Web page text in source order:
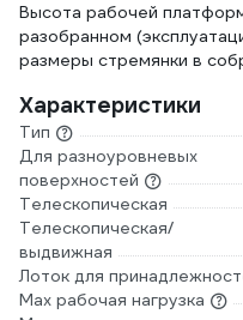
Высота рабочей
разобранном
размеры стремянки в
Характеристики
Тип
Для разноуровневых
поверхностей
Телескопическая
Телескопическая/
выдвижная
Лоток для
Max рабочая нагрузка